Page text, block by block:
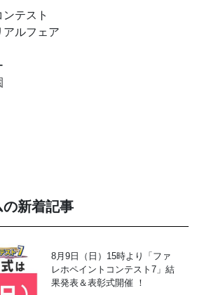
テスト
アルフェア
新着記事
8月9日（日）15時より「ファ
レホペイントコンテスト7」結
果発表＆表彰式開催 ！